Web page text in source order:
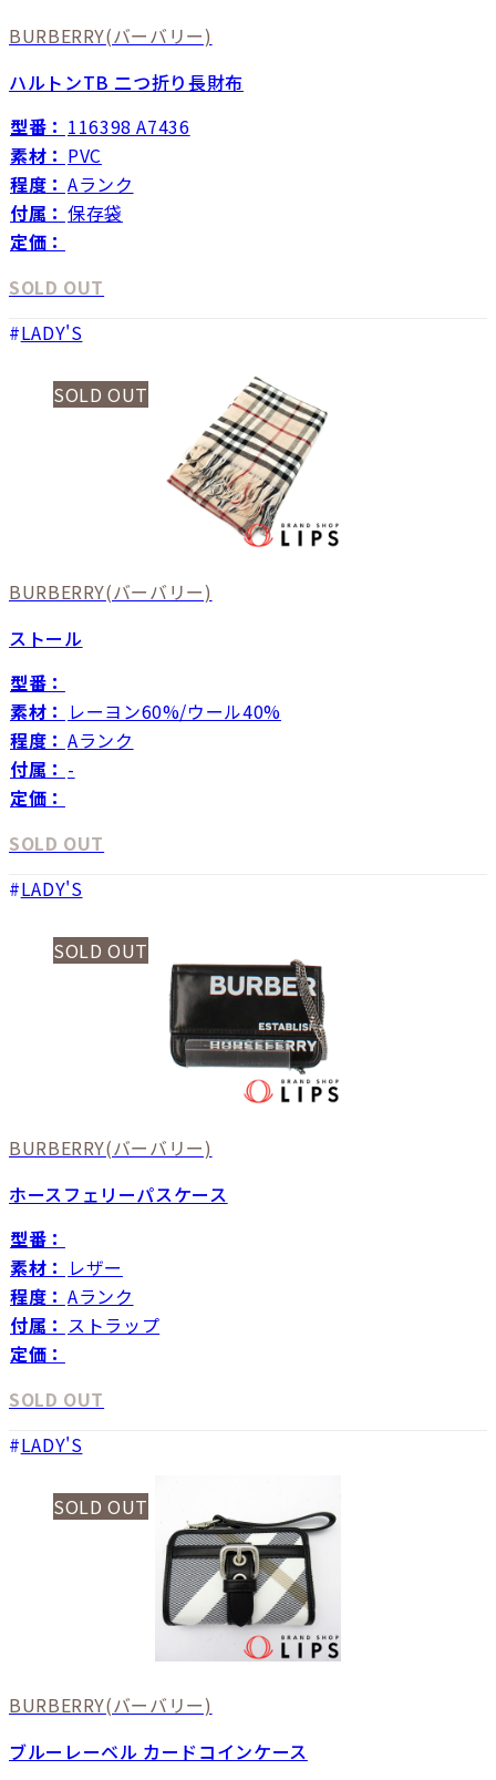
BURBERRY(バーバリー)
ハルトンTB 二つ折り長財布
型番： 116398 A7436
素材： PVC
程度： Aランク
付属： 保存袋
定価：
SOLD OUT
LADY'S
SOLD OUT
BURBERRY(バーバリー)
ストール
型番：
素材： レーヨン60%/ウール40%
程度： Aランク
付属： -
定価：
SOLD OUT
LADY'S
SOLD OUT
BURBERRY(バーバリー)
ホースフェリーパスケース
型番：
素材： レザー
程度： Aランク
付属： ストラップ
定価：
SOLD OUT
LADY'S
SOLD OUT
BURBERRY(バーバリー)
ブルーレーベル カードコインケース